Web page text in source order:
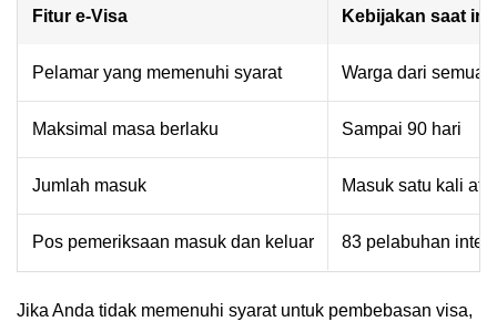
Fitur e-Visa Kebijakan saat ini
Pelamar yang memenuhi syarat Warga dari semua
Maksimal masa berlaku Sampai 90 hari
Jumlah masuk Masuk satu kali
Pos pemeriksaan masuk dan keluar 83 pelabuhan
Jika Anda tidak memenuhi syarat untuk pembebasan visa,